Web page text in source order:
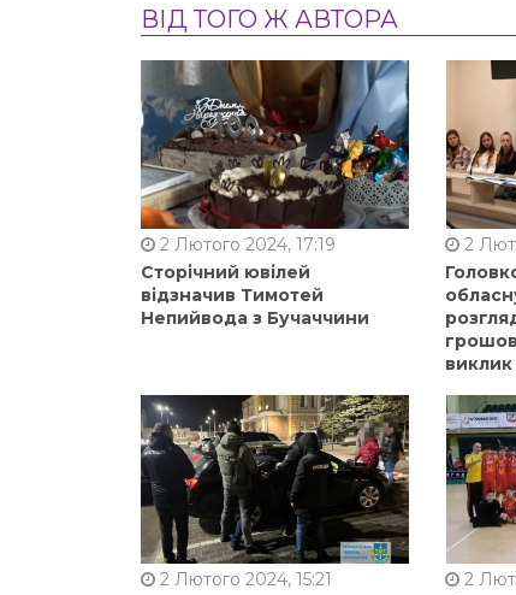
ВІД ТОГО Ж АВТОРА
2 Лютого 2024, 17:19
Сторічний ювілей
відзначив Тимотей
Непийвода з Бучаччини
2
виклик
2 Лютого 2024, 15:21
2